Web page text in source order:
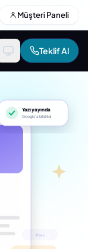
Müşteri Paneli
Teklif Al
Yazı yayında
Google’a bildirildi